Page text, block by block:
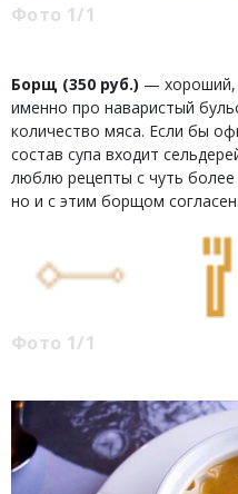
Фото 1/1
Борщ (350 руб.) — хороший,
именно про наваристый
количество мяса. Если бы
состав супа входит
люблю рецепты с чуть
но и с этим борщом
Фото 1/1